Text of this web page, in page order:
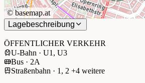
©basemap.at
Lagebeschreibung
ÖFFENTLICHER VERKEHR
U-Bahn · U1, U3
Bus · 2A
Straßenbahn · 1, 2 +4 weitere